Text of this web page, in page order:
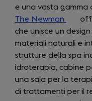
e una vasta gamma
The Newman
(opens
in
a
new
tab)
che unisce un
materiali naturali e
strutture della spa
idroterapia, cabine
una sala per la
di trattamenti per il